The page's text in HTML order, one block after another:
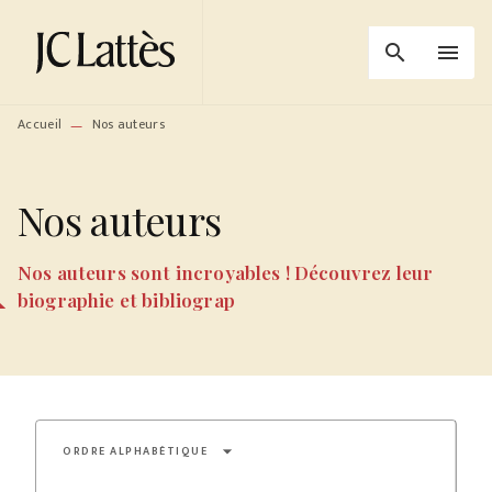
MENU RECHERCHE
PIED DE PAGE
search menu
Accueil — Nos auteurs
Nos auteurs
Nos auteurs sont incroyables ! Découvrez leur
biographie et bibliograp
ORDRE ALPHABÉTIQUE arrow_drop_down